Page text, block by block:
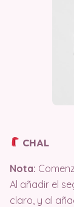
CHAL
Nota:
Al añadir el
claro, y al